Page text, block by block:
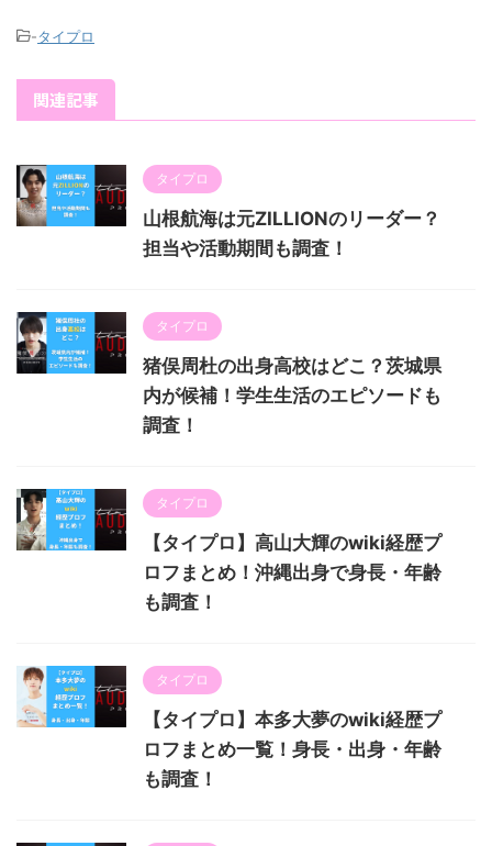
-タイプロ
関連記事
タイプロ
山根航海は元ZILLIONのリーダー？
担当や活動期間も調査！
タイプロ
猪俣周杜の出身高校はどこ？茨城県
内が候補！学生生活のエピソードも
調査！
タイプロ
【タイプロ】高山大輝のwiki経歴プ
ロフまとめ！沖縄出身で身長・年齢
も調査！
タイプロ
【タイプロ】本多大夢のwiki経歴プ
ロフまとめ一覧！身長・出身・年齢
も調査！